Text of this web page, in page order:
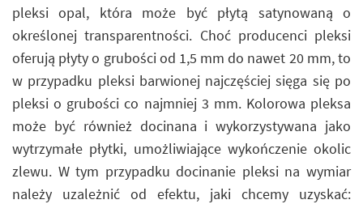
pleksi opal, która może być płytą satynowaną o
określonej transparentności. Choć producenci pleksi
oferują płyty o grubości od 1,5 mm do nawet 20 mm, to
w przypadku pleksi barwionej najczęściej sięga się po
pleksi o grubości co najmniej 3 mm. Kolorowa pleksa
może być również docinana i wykorzystywana jako
wytrzymałe płytki, umożliwiające wykończenie okolic
zlewu. W tym przypadku docinanie pleksi na wymiar
należy uzależnić od efektu, jaki chcemy uzyskać: